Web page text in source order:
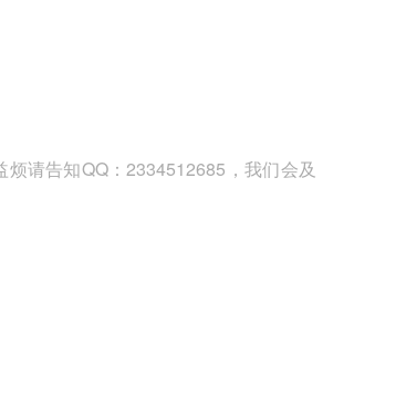
请告知QQ：2334512685，我们会及